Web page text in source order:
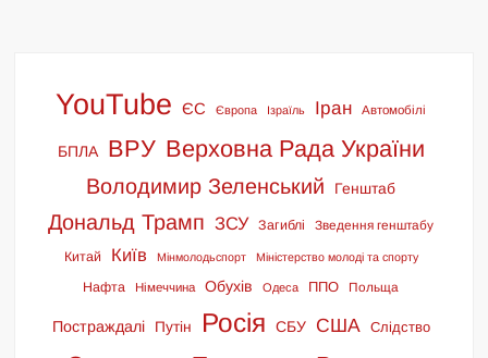
YouTube ЄС Європа Ізраїль Іран Автомобілі
БПЛА ВРУ Верховна Рада України
Володимир Зеленський Генштаб
Дональд Трамп ЗСУ Загиблі Зведення генштабу
Китай Київ Мінмолодьспорт Міністерство молоді та спорту
Нафта Німеччина Обухів Одеса ППО Польща
Постраждалі Путін Росія СБУ США Слідство